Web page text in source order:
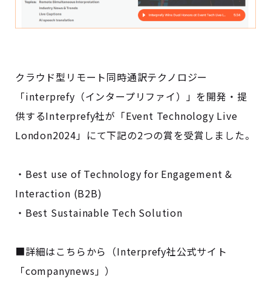
クラウド型リモート同時通訳テクノロジー
「interprefy（インタープリファイ）」を開発・提
供するInterprefy社が「Event Technology Live
London2024」にて下記の2つの賞を受賞しました。
・Best use of Technology for Engagement &
Interaction (B2B)
・Best Sustainable Tech Solution
■詳細はこちらから（Interprefy社公式サイト
「companynews」）